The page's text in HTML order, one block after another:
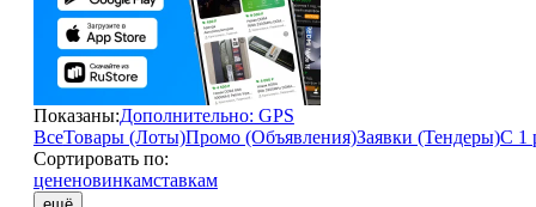
Показаны:Дополнительно: GPS
ВсеТовары (Лоты)Промо (Объявления)Заявки (Тендеры)С 1
Сортировать по:
цененовинкамставкам